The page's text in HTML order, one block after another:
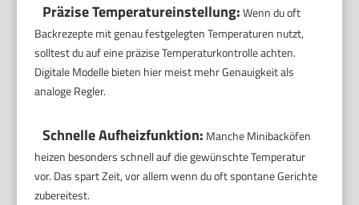
Präzise Temperatureinstellung:Wenn du oft
Backrezepte mit genau festgelegten Temperaturen nutzt,
solltest du auf eine präzise Temperaturkontrolle achten.
Digitale Modelle bieten hier meist mehr Genauigkeit als
analoge Regler.
Schnelle Aufheizfunktion: Manche Minibacköfen
heizen besonders schnell auf die gewünschte Temperatur
vor. Das spart Zeit, vor allem wenn du oft spontane Gerichte
zubereitest.